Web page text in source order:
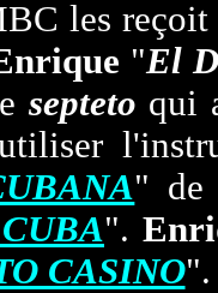
les
"El
septeto qui
"
".
CASINO".